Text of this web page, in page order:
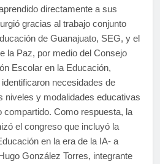
directamente a sus
gracias al trabajo conjunto
de Guanajuato, SEG, y el
la Paz, por medio del Consejo
Escolar en la Educación,
necesidades de
niveles y modalidades educativas
compartido. Como respuesta, la
el congreso que incluyó la
en la era de la IA- a
González Torres, integrante